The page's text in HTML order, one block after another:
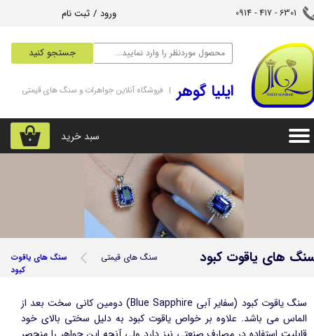
جستجو کنید
ورود / ثبت نام
تغییر گذر واژه
سفارشات
خروج از حساب کاربری
6301 - 417 - 0914​​​​​​​
۰ سبد خرید
‌ایلیا گوهر | فروشگاه آنلاین جواهرات و سنگ های قیمتی
های یاقوت کبود
سنگ های یاقوت
کبود
سنگ های قیمتی
سنگ یاقوت کبود (سفایر آبی Blue Sapphire) دومین کانی سخت بعد از
الماس می باشد. علاوه بر خواص یاقوت کبود به دلیل سختی بالای خود